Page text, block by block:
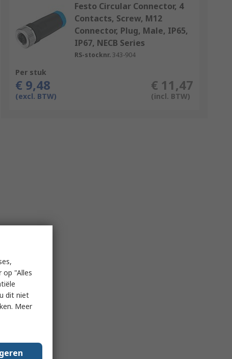
Festo Circular Connector, 4
Contacts, Screw, M12
Connector, Plug, Male, IP65,
IP67, NECB Series
RS-stocknr. 343-904
Per stuk
€ 9,48
(excl. BTW)
€ 11,47
(incl. BTW)
op "Alles
dit niet
Meer